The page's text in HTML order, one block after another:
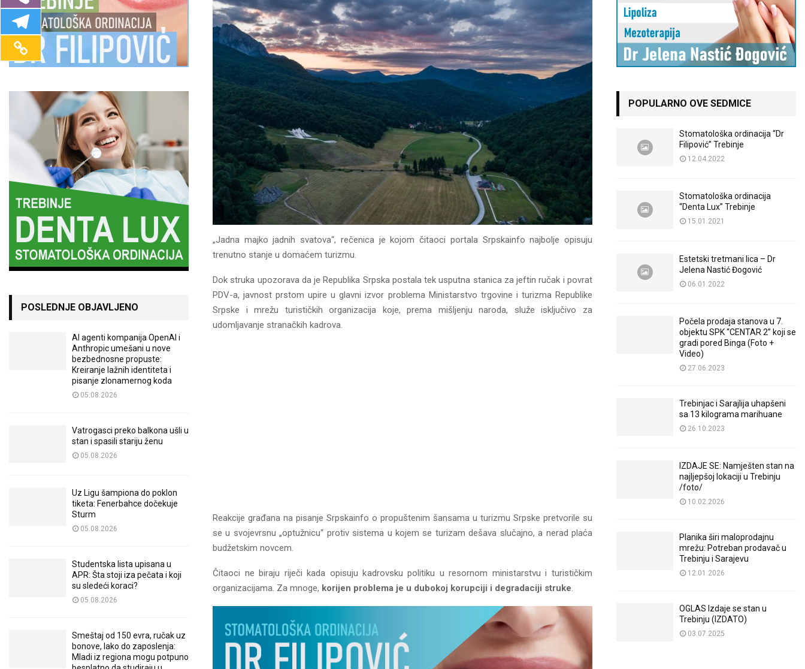
„Jadna majko jadnih svatova“, rečenica je kojom čitaoci portala Srpskainfo najbolje opisuju
trenutno stanje u domaćem turizmu.
Dok struka upozorava da je Republika Srpska postala tek usputna stanica za jeftin ručak i povrat
PDV-a, javnost prstom upire u glavni izvor problema Ministarstvo trgovine i turizma Republike
Srpske i mrežu turističkih organizacija koje, prema mišljenju naroda, služe isključivo za
udomljavanje stranačkih kadrova.
Reakcije građana na pisanje Srpskainfo o propuštenim šansama u turizmu Srpske pretvorile su
se u svojevrsnu „optužnicu“ protiv sistema u kojem se turizam dešava slučajno, a nerad plaća
budžetskim novcem.
Čitaoci ne biraju riječi kada opisuju kadrovsku politiku u resornom ministarstvu i turističkim
organizacijama. Za mnoge, korijen problema je u dubokoj korupciji i degradaciji struke
POSLEDNJE OBJAVLJENO
AI agenti kompanija OpenAI i
Anthropic umešani u nove
bezbednosne propuste:
Kreiranje lažnih identiteta i
pisanje zlonamernog koda
05.08.2026
Vatrogasci preko balkona ušli u
stan i spasili stariju ženu
05.08.2026
Uz Ligu šampiona do poklon
tiketa: Fenerbahce dočekuje
Sturm
05.08.2026
Studentska lista upisana u
APR: Šta stoji iza pečata i koji
su sledeći koraci?
05.08.2026
Smeštaj od 150 evra, ručak uz
bonove, lako do zaposlenja:
Mladi iz regiona mogu potpuno
POPULARNO OVE SEDMICE
Stomatološka ordinacija “Dr
Filipović” Trebinje
12.04.2022
Stomatološka ordinacija
“Denta Lux” Trebinje
15.01.2021
Estetski tretmani lica – Dr
Jelena Nastić Đogović
06.01.2022
Počela prodaja stanova u 7.
objektu SPK “CENTAR 2” koji se
gradi pored Binga (Foto +
Video)
27.06.2023
Trebinjac i Sarajlija uhapšeni
sa 13 kilograma marihuane
26.10.2023
IZDAJE SE: Namješten stan na
najljepšoj lokaciji u Trebinju
/foto/
10.02.2026
Planika širi maloprodajnu
mrežu: Potreban prodavač u
Trebinju i Sarajevu
12.01.2026
OGLAS Izdaje se stan u
Trebinju (IZDATO)
03.07.2025